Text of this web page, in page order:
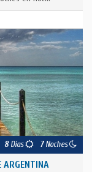
8Días 7Noches
ARGENTINA